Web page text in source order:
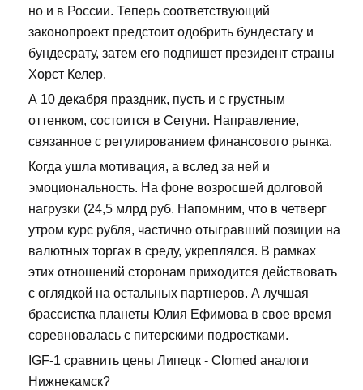
но и в России. Теперь соответствующий
законопроект предстоит одобрить бундестагу и
бундесрату, затем его подпишет президент страны
Хорст Келер.
А 10 декабря праздник, пусть и с грустным
оттенком, состоится в Сетуни. Направление,
связанное с регулированием финансового рынка.
Когда ушла мотивация, а вслед за ней и
эмоциональность. На фоне возросшей долговой
нагрузки (24,5 млрд руб. Напомним, что в четверг
утром курс рубля, частично отыгравший позиции на
валютных торгах в среду, укреплялся. В рамках
этих отношений сторонам приходится действовать
с оглядкой на остальных партнеров. А лучшая
брассистка планеты Юлия Ефимова в свое время
соревновалась с питерскими подростками.
IGF-1 сравнить цены Липецк - Clomed аналоги
Нижнекамск?